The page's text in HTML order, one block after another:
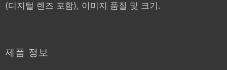
(디지털 렌즈 포함), 이미지 품질 및 크기.
제품 정보